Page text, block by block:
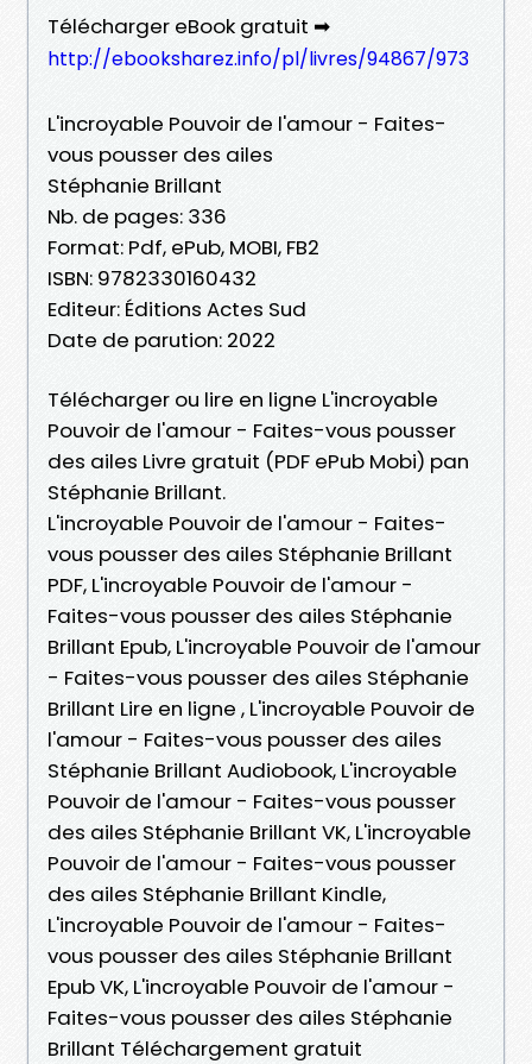
Télécharger eBook gratuit ➡
http://ebooksharez.info/pl/livres/94867/973
L'incroyable Pouvoir de l'amour - Faites-
vous pousser des ailes
Stéphanie Brillant
Nb. de pages: 336
Format: Pdf, ePub, MOBI, FB2
ISBN: 9782330160432
Editeur: Éditions Actes Sud
Date de parution: 2022
Télécharger ou lire en ligne L'incroyable
Pouvoir de l'amour - Faites-vous pousser
des ailes Livre gratuit (PDF ePub Mobi) pan
Stéphanie Brillant.
L'incroyable Pouvoir de l'amour - Faites-
vous pousser des ailes Stéphanie Brillant
PDF, L'incroyable Pouvoir de l'amour -
Faites-vous pousser des ailes Stéphanie
Brillant Epub, L'incroyable Pouvoir de l'amour
- Faites-vous pousser des ailes Stéphanie
Brillant Lire en ligne , L'incroyable Pouvoir de
l'amour - Faites-vous pousser des ailes
Stéphanie Brillant Audiobook, L'incroyable
Pouvoir de l'amour - Faites-vous pousser
des ailes Stéphanie Brillant VK, L'incroyable
Pouvoir de l'amour - Faites-vous pousser
des ailes Stéphanie Brillant Kindle,
L'incroyable Pouvoir de l'amour - Faites-
vous pousser des ailes Stéphanie Brillant
Epub VK, L'incroyable Pouvoir de l'amour -
Faites-vous pousser des ailes Stéphanie
Brillant Téléchargement gratuit